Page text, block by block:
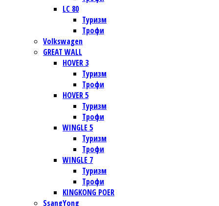
LC 80
Туризм
Трофи
Volkswagen
GREAT WALL
HOVER 3
Туризм
Трофи
HOVER 5
Туризм
Трофи
WINGLE 5
Туризм
Трофи
WINGLE 7
Туризм
Трофи
KINGKONG POER
SsangYong